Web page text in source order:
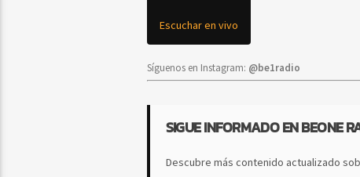
Escuchar en vivo
Síguenos en Instagram: @be1radio
SIGUE INFORMADO EN BEONE
Descubre más contenido actualizado